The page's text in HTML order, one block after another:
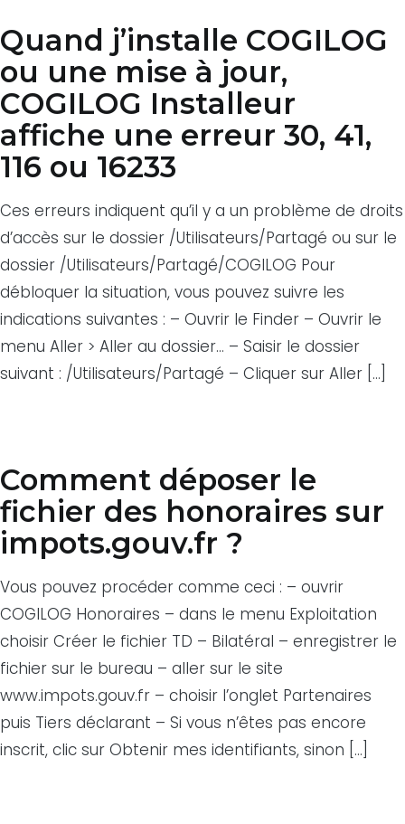
Quand j’installe COGILOG
ou une mise à jour,
COGILOG Installeur
affiche une erreur 30, 41,
116 ou 16233
Ces erreurs indiquent qu’il y a un problème de droits
d’accès sur le dossier /Utilisateurs/Partagé ou sur le
dossier /Utilisateurs/Partagé/COGILOG Pour
débloquer la situation, vous pouvez suivre les
indications suivantes : – Ouvrir le Finder – Ouvrir le
menu Aller > Aller au dossier… – Saisir le dossier
suivant : /Utilisateurs/Partagé – Cliquer sur Aller […]
Comment déposer le
fichier des honoraires sur
impots.gouv.fr ?
Vous pouvez procéder comme ceci : – ouvrir
COGILOG Honoraires – dans le menu Exploitation
choisir Créer le fichier TD – Bilatéral – enregistrer le
fichier sur le bureau – aller sur le site
www.impots.gouv.fr – choisir l’onglet Partenaires
puis Tiers déclarant – Si vous n’êtes pas encore
inscrit, clic sur Obtenir mes identifiants, sinon […]